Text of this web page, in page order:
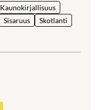
Kaunokirjallisuus
Sisaruus
Skotlanti